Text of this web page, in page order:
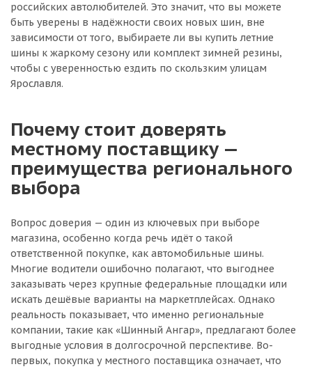
российских автолюбителей. Это значит, что вы можете
быть уверены в надёжности своих новых шин, вне
зависимости от того, выбираете ли вы купить летние
шины к жаркому сезону или комплект зимней резины,
чтобы с уверенностью ездить по скользким улицам
Ярославля.
Почему стоит доверять
местному поставщику —
преимущества регионального
выбора
Вопрос доверия — один из ключевых при выборе
магазина, особенно когда речь идёт о такой
ответственной покупке, как автомобильные шины.
Многие водители ошибочно полагают, что выгоднее
заказывать через крупные федеральные площадки или
искать дешёвые варианты на маркетплейсах. Однако
реальность показывает, что именно региональные
компании, такие как «Шинный Ангар», предлагают более
выгодные условия в долгосрочной перспективе. Во-
первых, покупка у местного поставщика означает, что